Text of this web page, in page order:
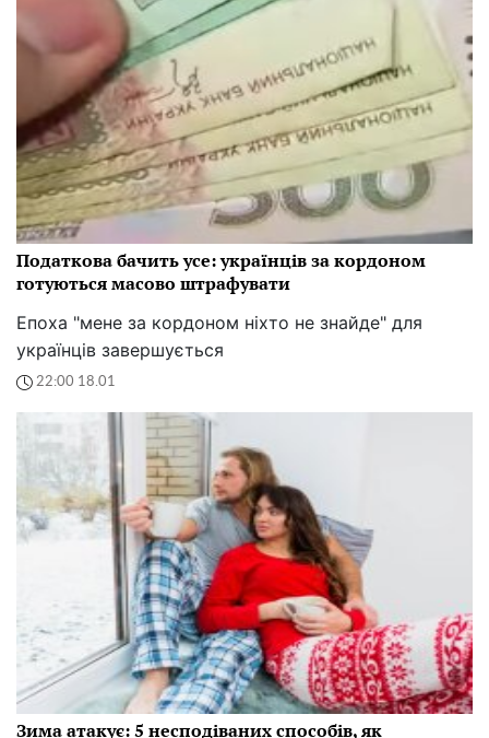
Податкова бачить усе: українців за кордоном
готуються масово штрафувати
Епоха "мене за кордоном ніхто не знайде" для
українців завершується
22:00 18.01
Зима атакує: 5 несподіваних способів, як